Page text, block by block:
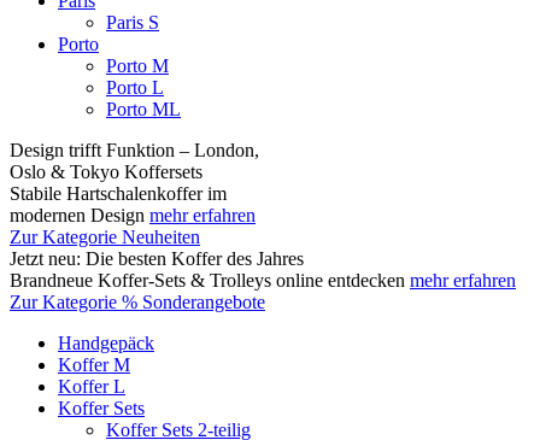
Paris S
Porto
Porto M
Porto L
Porto ML
Design trifft Funktion – London,
Oslo & Tokyo Koffersets
Stabile Hartschalenkoffer im
modernen Design mehr erfahren
Zur Kategorie Neuheiten
Jetzt neu: Die besten Koffer des Jahres
Brandneue Koffer-Sets & Trolleys online entdecken mehr erfahren
Zur Kategorie % Sonderangebote
Handgepäck
Koffer M
Koffer L
Koffer Sets
Koffer Sets 2-teilig